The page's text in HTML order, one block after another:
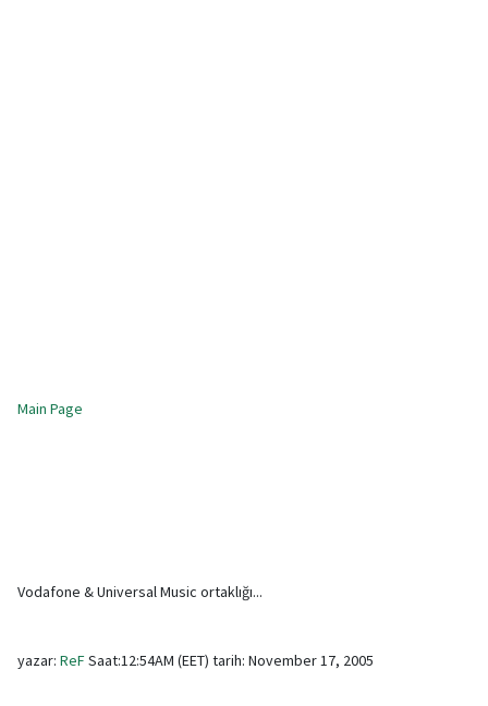
Main Page
Vodafone & Universal Music ortaklığı...
yazar: ReFSaat:12:54AM (EET) tarih: November 17, 2005